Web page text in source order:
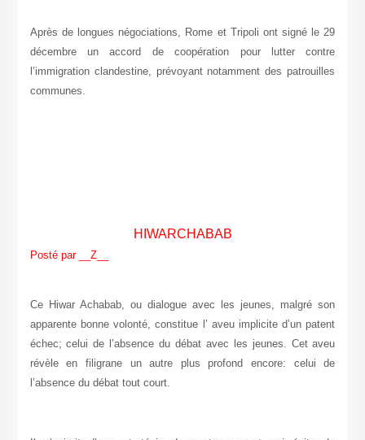
Après de longues négociations, Rome et Tripoli ont signé le 29
décembre un accord de coopération pour lutter contre
l’immigration clandestine, prévoyant notamment des patrouilles
communes.
HIWARCHABAB
Posté par __Z__
Ce Hiwar Achabab, ou dialogue avec les jeunes, malgré son
apparente bonne volonté, constitue l’ aveu implicite d’un patent
échec; celui de l’absence du débat avec les jeunes. Cet aveu
révèle en filigrane un autre plus profond encore: celui de
l’absence du débat tout court.